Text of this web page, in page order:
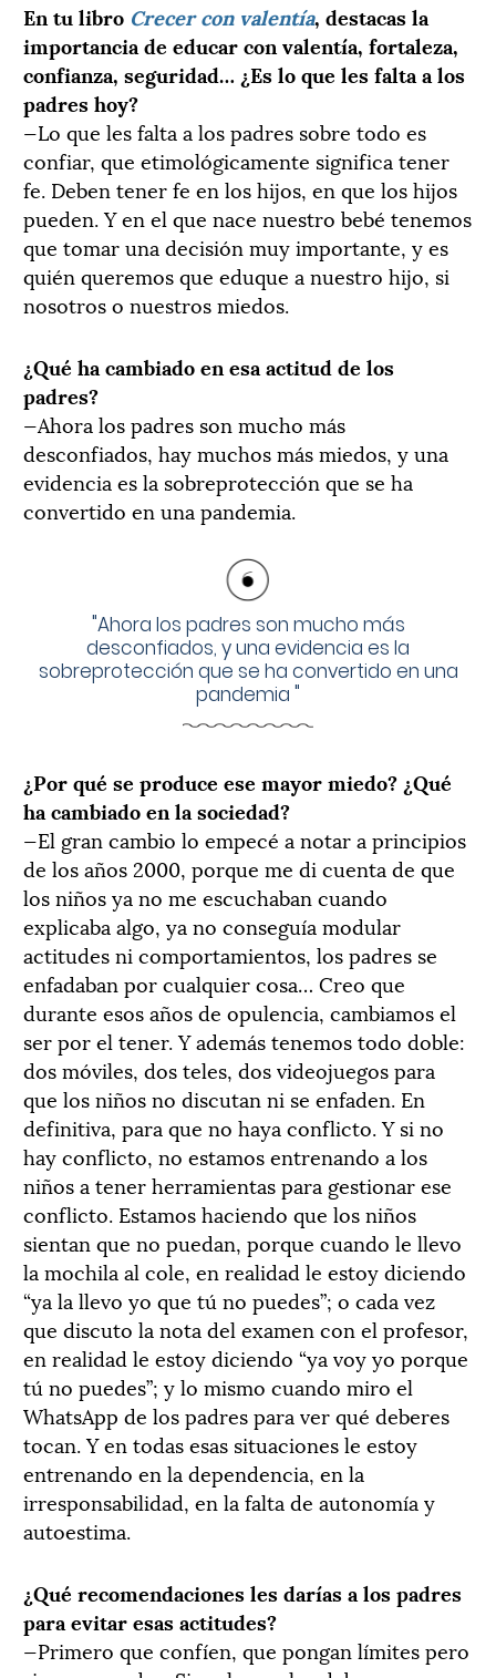
En tu libro Crecer con valentía, destacas la
importancia de educar con valentía, fortaleza,
confianza, seguridad… ¿Es lo que les falta a los
padres hoy?
—Lo que les falta a los padres sobre todo es
confiar, que etimológicamente significa tener
fe. Deben tener fe en los hijos, en que los hijos
pueden. Y en el que nace nuestro bebé tenemos
que tomar una decisión muy importante, y es
quién queremos que eduque a nuestro hijo, si
nosotros o nuestros miedos.
¿Qué ha cambiado en esa actitud de los
padres?
—Ahora los padres son mucho más
desconfiados, hay muchos más miedos, y una
evidencia es la sobreprotección que se ha
convertido en una pandemia.
"Ahora los padres son mucho más
desconfiados, y una evidencia es la
sobreprotección que se ha convertido en una
pandemia "
¿Por qué se produce ese mayor miedo? ¿Qué
ha cambiado en la sociedad?
—El gran cambio lo empecé a notar a principios
de los años 2000, porque me di cuenta de que
los niños ya no me escuchaban cuando
explicaba algo, ya no conseguía modular
actitudes ni comportamientos, los padres se
enfadaban por cualquier cosa… Creo que
durante esos años de opulencia, cambiamos el
ser por el tener. Y además tenemos todo doble:
dos móviles, dos teles, dos videojuegos para
que los niños no discutan ni se enfaden. En
definitiva, para que no haya conflicto. Y si no
hay conflicto, no estamos entrenando a los
niños a tener herramientas para gestionar ese
conflicto. Estamos haciendo que los niños
sientan que no puedan, porque cuando le llevo
la mochila al cole, en realidad le estoy diciendo
“ya la llevo yo que tú no puedes”; o cada vez
que discuto la nota del examen con el profesor,
en realidad le estoy diciendo “ya voy yo porque
tú no puedes”; y lo mismo cuando miro el
WhatsApp de los padres para ver qué deberes
tocan. Y en todas esas situaciones le estoy
entrenando en la dependencia, en la
irresponsabilidad, en la falta de autonomía y
autoestima.
¿Qué recomendaciones les darías a los padres
para evitar esas actitudes?
—Primero que confíen, que pongan límites pero